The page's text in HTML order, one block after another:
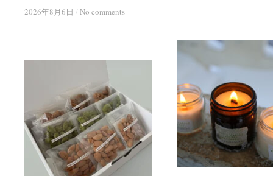
2026年8月6日 / No comments
2026年8月6日 / No comments